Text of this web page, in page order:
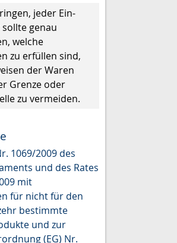
jeder Ein-
genau
welche
zu erfüllen sind,
der Waren
Grenze oder
zu vermeiden.
1069/2009 des
und des Rates
mit
für nicht für den
bestimmte
und zur
(EG) Nr.